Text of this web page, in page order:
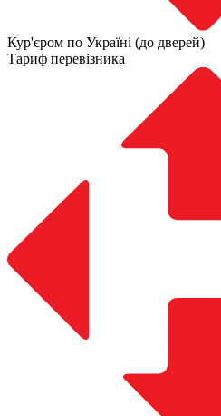
Кур'єром по Україні (до дверей)
Тариф перевізника